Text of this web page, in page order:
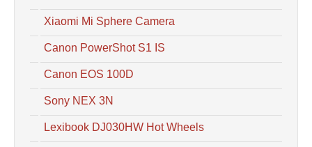
Xiaomi Mi Sphere Camera
Canon PowerShot S1 IS
Canon EOS 100D
Sony NEX 3N
Lexibook DJ030HW Hot Wheels